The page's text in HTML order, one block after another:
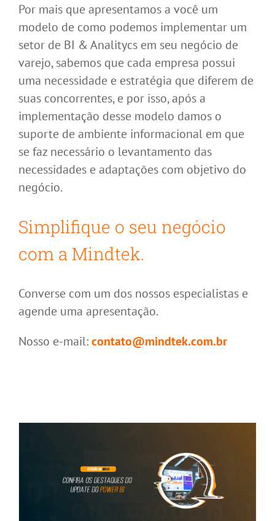
Por mais que apresentamos a você um
modelo de como podemos implementar um
setor de BI & Analitycs em seu negócio de
varejo, sabemos que cada empresa possui
uma necessidade e estratégia que diferem de
suas concorrentes, e por isso, após a
implementação desse modelo damos o
suporte de ambiente informacional em que
se faz necessário o levantamento das
necessidades e adaptações com objetivo do
negócio.
Simplifique o seu negócio
com a Mindtek.
Converse com um dos nossos especialistas e
agende uma apresentação.
Nosso e-mail:contato@mindtek.com.br